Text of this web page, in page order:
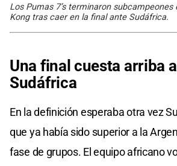
Los Pumas 7’s terminaron subcampeones
Kong tras caer en la final ante Sudáfrica.
Una final cuesta arriba
Sudáfrica
En la definición esperaba otra vez
que ya había sido superior a la
fase de grupos. El equipo africano